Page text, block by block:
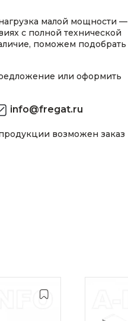
малой мощности —
с полной технической
поможем подобрать
или оформить
info@fregat.ru
возможен заказ